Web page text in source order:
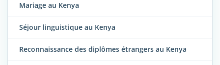
Mariage au Kenya
Séjour linguistique au Kenya
Reconnaissance des diplômes étrangers au Kenya